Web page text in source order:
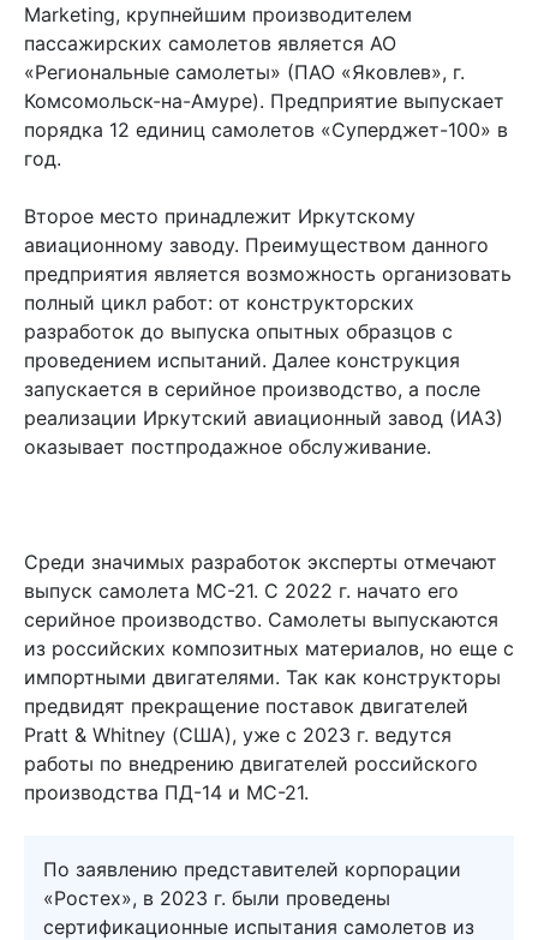
Marketing, крупнейшим производителем
пассажирских самолетов является АО
«Региональные самолеты» (ПАО «Яковлев», г.
Комсомольск-на-Амуре). Предприятие выпускает
порядка 12 единиц самолетов «Суперджет-100» в
год.
Второе место принадлежит Иркутскому
авиационному заводу. Преимуществом данного
предприятия является возможность организовать
полный цикл работ: от конструкторских
разработок до выпуска опытных образцов с
проведением испытаний. Далее конструкция
запускается в серийное производство, а после
реализации Иркутский авиационный завод (ИАЗ)
оказывает постпродажное обслуживание.
Среди значимых разработок эксперты отмечают
выпуск самолета МС-21. С 2022 г. начато его
серийное производство. Самолеты выпускаются
из российских композитных материалов, но еще с
импортными двигателями. Так как конструкторы
предвидят прекращение поставок двигателей
Pratt & Whitney (США), уже с 2023 г. ведутся
работы по внедрению двигателей российского
производства ПД-14 и МС-21.
По заявлению представителей корпорации
«Ростех», в 2023 г. были проведены
сертификационные испытания самолетов из